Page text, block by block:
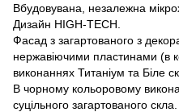
Вбудовувана, незалежна
Дизайн HIGH-TECH.
Фасад з загартованого з
нержавіючими пластинами (в
виконаннях Титаніум та Біле
В чорному кольоровому
суцільного загартованого скла.